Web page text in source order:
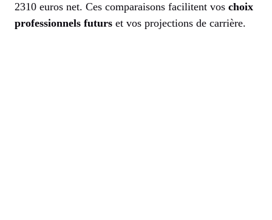
2310 euros net. Ces comparaisons facilitent vos choix
professionnels futurs et vos projections de carrière.